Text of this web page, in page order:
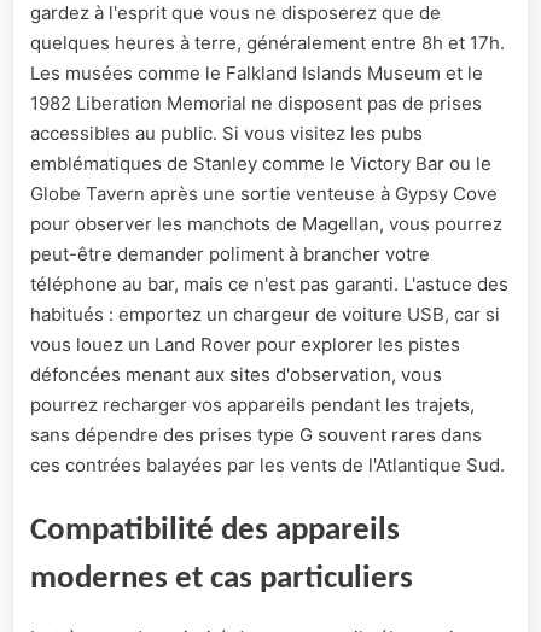
gardez à l'esprit que vous ne disposerez que de
quelques heures à terre, généralement entre 8h et 17h.
Les musées comme le Falkland Islands Museum et le
1982 Liberation Memorial ne disposent pas de prises
accessibles au public. Si vous visitez les pubs
emblématiques de Stanley comme le Victory Bar ou le
Globe Tavern après une sortie venteuse à Gypsy Cove
pour observer les manchots de Magellan, vous pourrez
peut-être demander poliment à brancher votre
téléphone au bar, mais ce n'est pas garanti. L'astuce des
habitués : emportez un chargeur de voiture USB, car si
vous louez un Land Rover pour explorer les pistes
défoncées menant aux sites d'observation, vous
pourrez recharger vos appareils pendant les trajets,
sans dépendre des prises type G souvent rares dans
ces contrées balayées par les vents de l'Atlantique Sud.
Compatibilité des appareils
modernes et cas particuliers